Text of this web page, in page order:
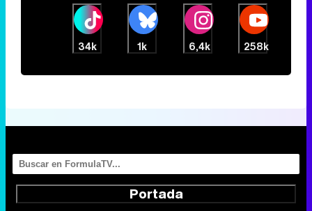
34k 1k 6,4k 258k
Portada